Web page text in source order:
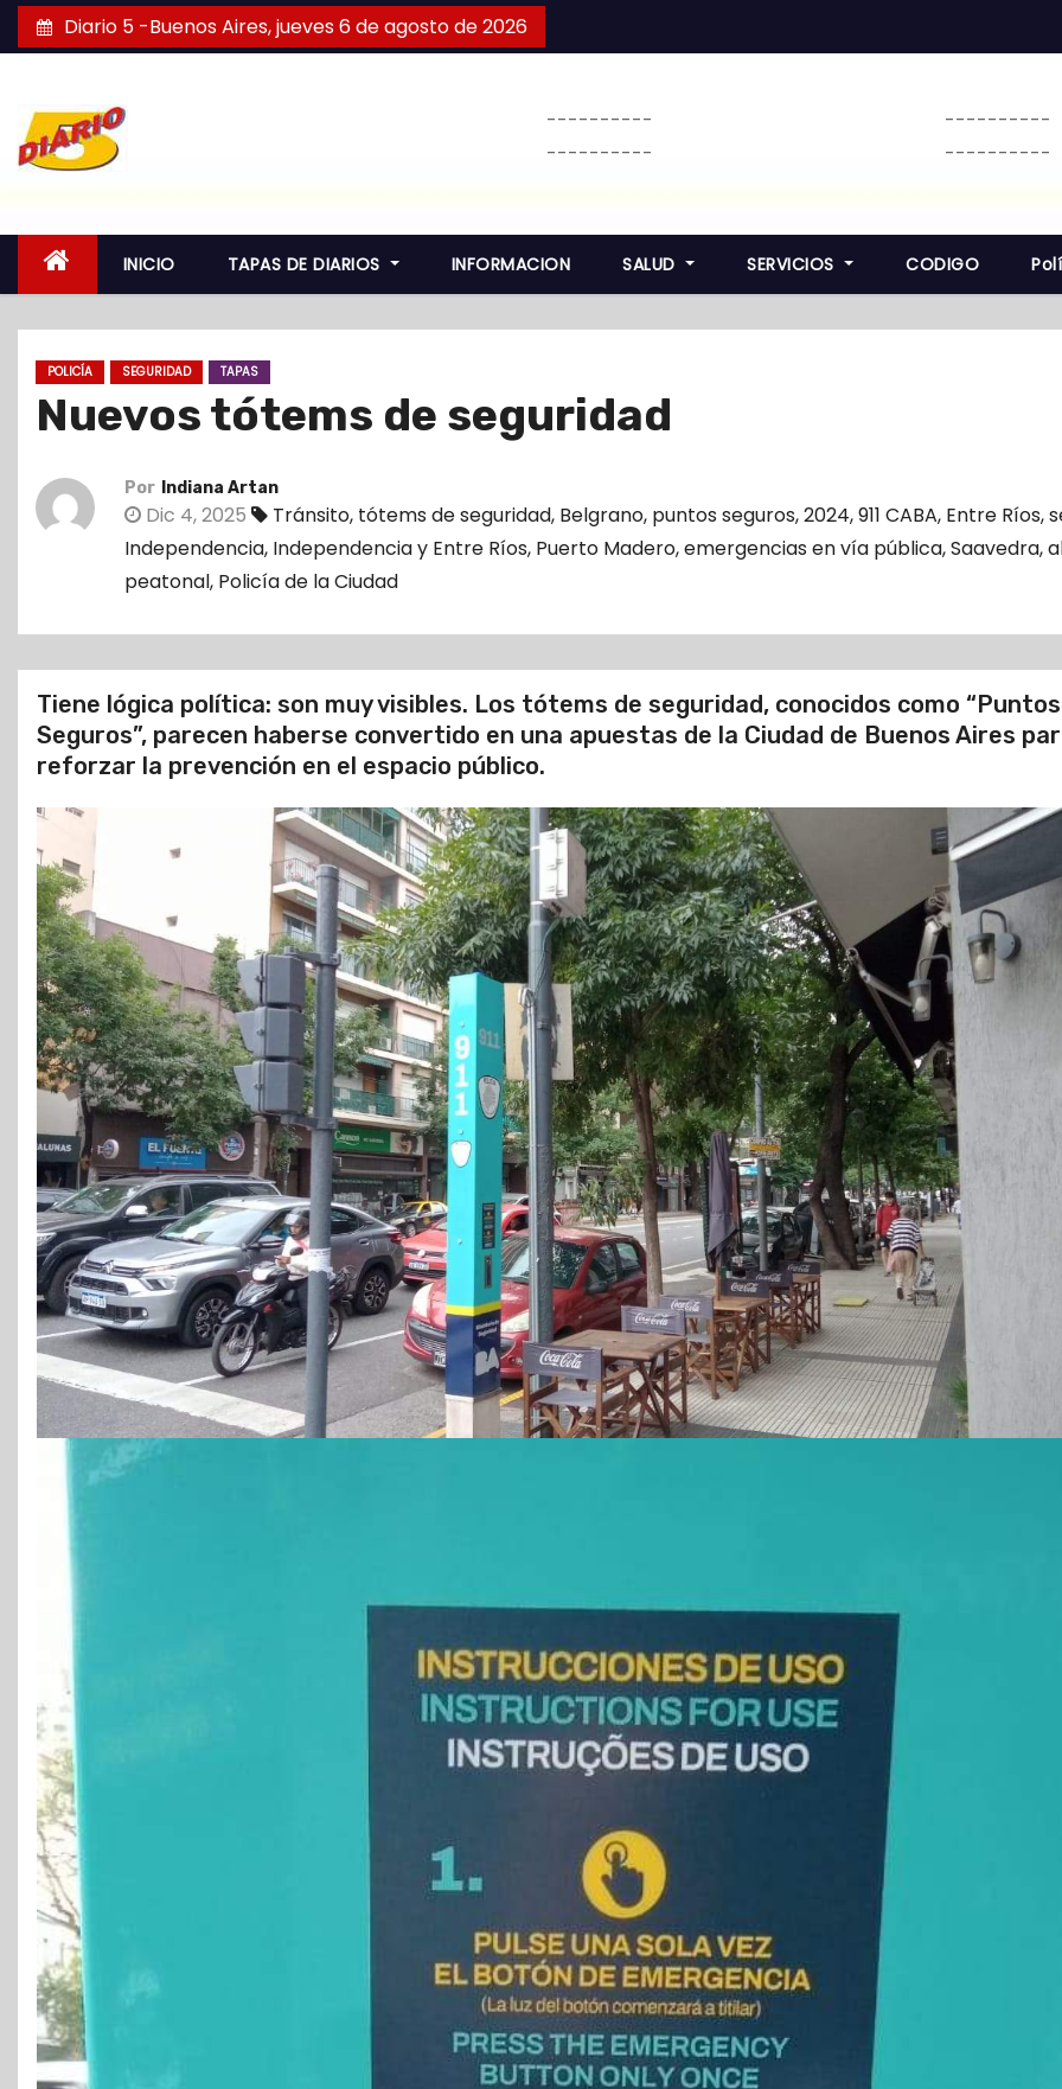
a
Diario 5 -Buenos Aires, jueves 6 de agosto de 2026
----------
----------
----------
----------
INICIO TAPAS DE DIARIOS INFORMACION SALUD SERVICIOS CODIGO
POLICÍA SEGURIDAD TAPAS
Nuevos tótems de seguridad
Por Indiana Artan
Dic 4, 2025 Tránsito, tótems de seguridad, Belgrano, puntos seguros,2024,911 CABA, Entre Ríos,
Independencia, Independencia y Entre Ríos, Puerto Madero,emergencias en vía pública,Saavedra,
peatonal, Policía de la Ciudad
Tiene lógica política: son muy visibles. Los tótems de seguridad, conocidos como “Puntos
Seguros”, parecen haberse convertido en una apuestas de la Ciudad de Buenos Aires
reforzar la prevención en el espacio público.